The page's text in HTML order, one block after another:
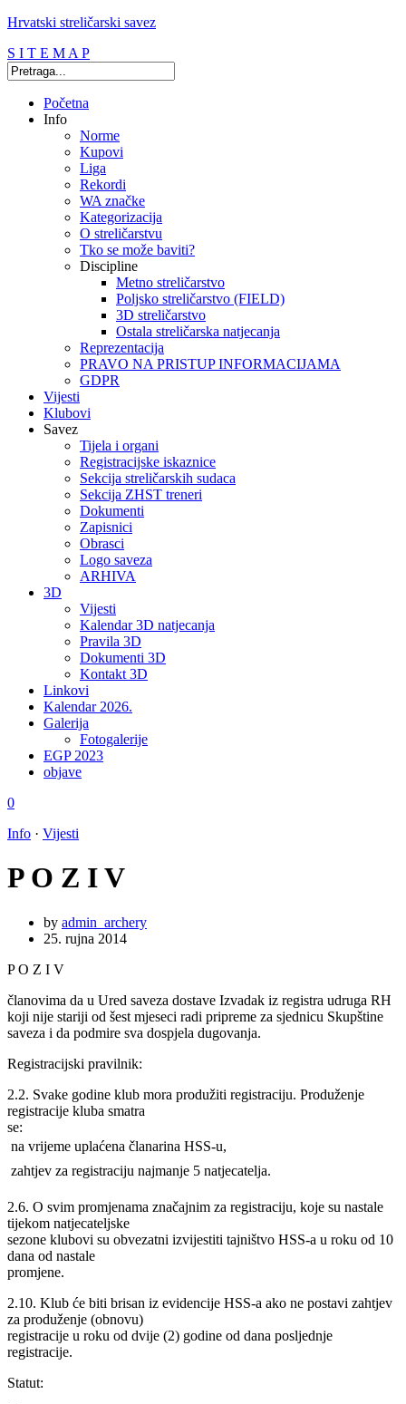
Hrvatski streličarski savez
S I T E M A P
Početna
Info
Norme
Kupovi
Liga
Rekordi
WA značke
Kategorizacija
O streličarstvu
Tko se može baviti?
Discipline
Metno streličarstvo
Poljsko streličarstvo (FIELD)
3D streličarstvo
Ostala streličarska natjecanja
Reprezentacija
PRAVO NA PRISTUP INFORMACIJAMA
GDPR
Vijesti
Klubovi
Savez
Tijela i organi
Registracijske iskaznice
Sekcija streličarskih sudaca
Sekcija ZHST treneri
Dokumenti
Zapisnici
Obrasci
Logo saveza
ARHIVA
3D
Vijesti
Kalendar 3D natjecanja
Pravila 3D
Dokumenti 3D
Kontakt 3D
Linkovi
Kalendar 2026.
Galerija
Fotogalerije
EGP 2023
objave
0
Info · Vijesti
P O Z I V
by admin_archery
25. rujna 2014
P O Z I V
članovima da u Ured saveza dostave Izvadak iz registra udruga RH
koji nije stariji od šest mjeseci radi pripreme za sjednicu Skupštine
saveza i da podmire sva dospjela dugovanja.
Registracijski pravilnik:
2.2. Svake godine klub mora produžiti registraciju. Produženje
registracije kluba smatra
se:
 na vrijeme uplaćena članarina HSS-u,
 zahtjev za registraciju najmanje 5 natjecatelja.
2.6. O svim promjenama značajnim za registraciju, koje su nastale
tijekom natjecateljske
sezone klubovi su obvezatni izvijestiti tajništvo HSS-a u roku od 10
dana od nastale
promjene.
2.10. Klub će biti brisan iz evidencije HSS-a ako ne postavi zahtjev
za produženje (obnovu)
registracije u roku od dvije (2) godine od dana posljednje
registracije.
Statut: